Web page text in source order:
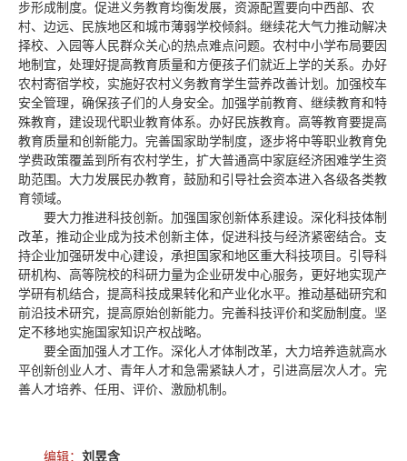
步形成制度。促进义务教育均衡发展，资源配置要向中西部、农
村、边远、民族地区和城市薄弱学校倾斜。继续花大气力推动解决
择校、入园等人民群众关心的热点难点问题。农村中小学布局要因
地制宜，处理好提高教育质量和方便孩子们就近上学的关系。办好
农村寄宿学校，实施好农村义务教育学生营养改善计划。加强校车
安全管理，确保孩子们的人身安全。加强学前教育、继续教育和特
殊教育，建设现代职业教育体系。办好民族教育。高等教育要提高
教育质量和创新能力。完善国家助学制度，逐步将中等职业教育免
学费政策覆盖到所有农村学生，扩大普通高中家庭经济困难学生资
助范围。大力发展民办教育，鼓励和引导社会资本进入各级各类教
育领域。
要大力推进科技创新。加强国家创新体系建设。深化科技体制
改革，推动企业成为技术创新主体，促进科技与经济紧密结合。支
持企业加强研发中心建设，承担国家和地区重大科技项目。引导科
研机构、高等院校的科研力量为企业研发中心服务，更好地实现产
学研有机结合，提高科技成果转化和产业化水平。推动基础研究和
前沿技术研究，提高原始创新能力。完善科技评价和奖励制度。坚
定不移地实施国家知识产权战略。
要全面加强人才工作。深化人才体制改革，大力培养造就高水
平创新创业人才、青年人才和急需紧缺人才，引进高层次人才。完
善人才培养、任用、评价、激励机制。
编辑： 刘昱含